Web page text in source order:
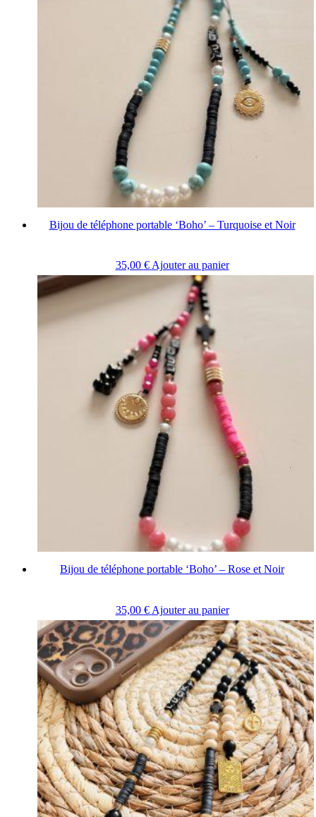
Bijou de téléphone portable ‘Boho’ – Turquoise et Noir
35,00 € Ajouter au panier
Bijou de téléphone portable ‘Boho’ – Rose et Noir
35,00 € Ajouter au panier